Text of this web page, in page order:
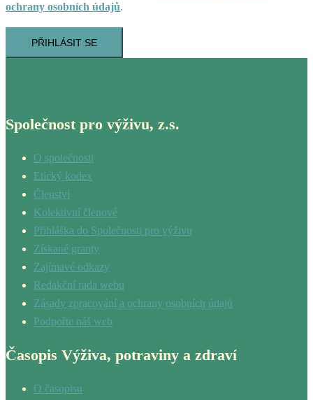
ochrany osobních údajů.
PŘIHLÁSIT SE
Společnost pro výživu, z.s.
O společnosti
Etický kodex
Členství
Kolektivní členové
Přihláška do Společnosti pro výživu
Získané granty
Zajímavé odkazy
Redakční rada webu
Zásady zpracování a ochrany osobních údajů
Podpořte náš web
Časopis Výživa, potraviny a zdraví
O časopisu